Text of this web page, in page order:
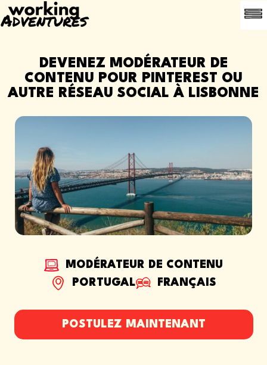
DEVENEZ MODÉRATEUR DE
CONTENU POUR PINTEREST OU
AUTRE RÉSEAU SOCIAL À LISBONNE
MODÉRATEUR DE CONTENU
PORTUGAL
FRANÇAIS
POSTULEZ MAINTENANT